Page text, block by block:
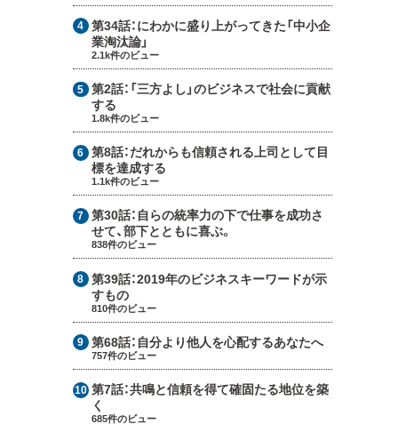
第34話：にわかに盛り上がってきた「中小企
業淘汰論」
2.1k件のビュー
第2話： 「三方よし」のビジネスで社会に貢献
する
1.8k件のビュー
第8話：だれからも信頼される上司として目
標を達成する
1.1k件のビュー
第30話： 自らの統率力の下で仕事を成功さ
せて、部下とともに喜ぶ。
838件のビュー
第39話：2019年のビジネスキーワードが示
すもの
810件のビュー
第68話： 自分より他人を心配するあなたへ
757件のビュー
第7話：共鳴と信頼を得て確固たる地位を築
く
685件のビュー